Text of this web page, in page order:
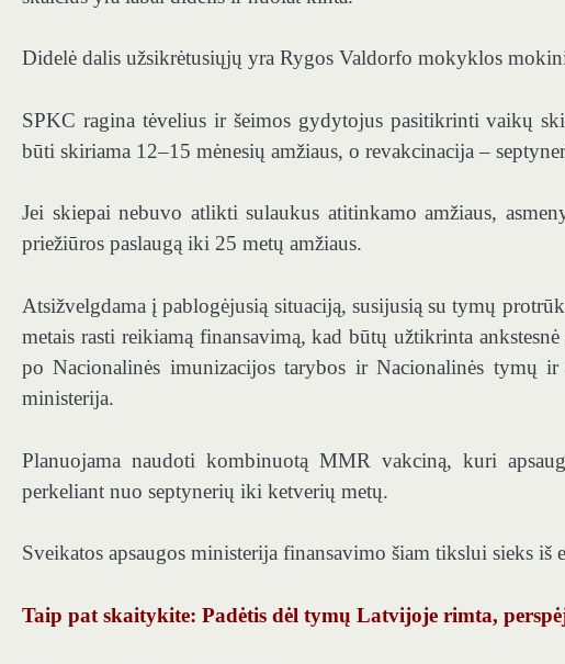
Didelė dalis užsikrėtusiųjų yra Rygos Valdorfo mokyklos
SPKC ragina tėvelius ir šeimos gydytojus pasitikrinti vaikų
būti skiriama 12–15 mėnesių amžiaus, o revakcinacija –
Jei skiepai nebuvo atlikti sulaukus atitinkamo amžiaus,
priežiūros paslaugą iki 25 metų amžiaus.
Atsižvelgdama į pablogėjusią situaciją, susijusią su tymų
metais rasti reikiamą finansavimą, kad būtų užtikrinta
po Nacionalinės imunizacijos tarybos ir Nacionalinės tymų
ministerija.
Planuojama naudoti kombinuotą MMR vakciną, kuri
perkeliant nuo septynerių iki ketverių metų.
Sveikatos apsaugos ministerija finansavimo šiam tikslui sieks iš
Taip pat skaitykite: Padėtis dėl tymų Latvijoje rimta,